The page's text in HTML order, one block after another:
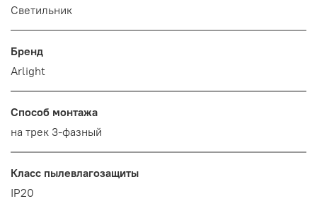
Светильник
Бренд
Arlight
Способ монтажа
на трек 3-фазный
Класс пылевлагозащиты
IP20